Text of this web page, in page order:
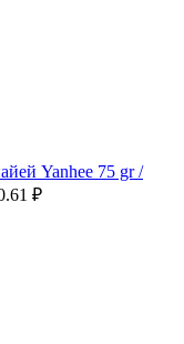
Yanhee 75 gr /
₽